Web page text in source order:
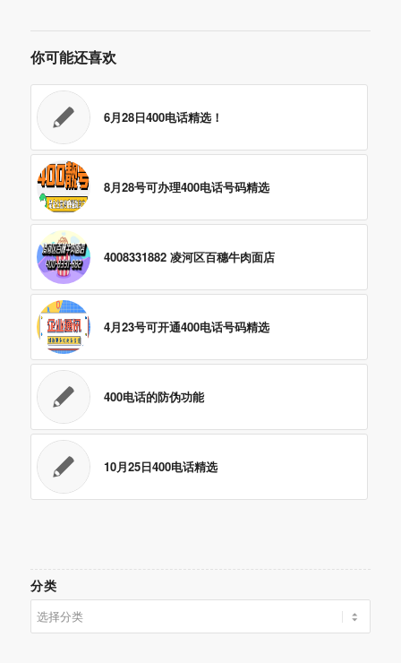
你可能还喜欢
6月28日400电话精选！
8月28号可办理400电话号码精选
4008331882 凌河区百穗牛肉面店
4月23号可开通400电话号码精选
400电话的防伪功能
10月25日400电话精选
分类
类